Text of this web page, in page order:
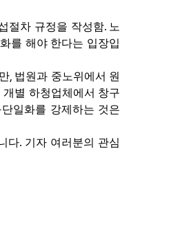
절차 규정을 작성함. 노
를 해야 한다는 입장입
, 법원과 중노위에서 원
개별 하청업체에서 창구
일화를 강제하는 것은
다. 기자 여러분의 관심